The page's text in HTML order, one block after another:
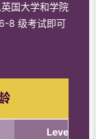
国大学和学院
8 级考试即可
Level 2